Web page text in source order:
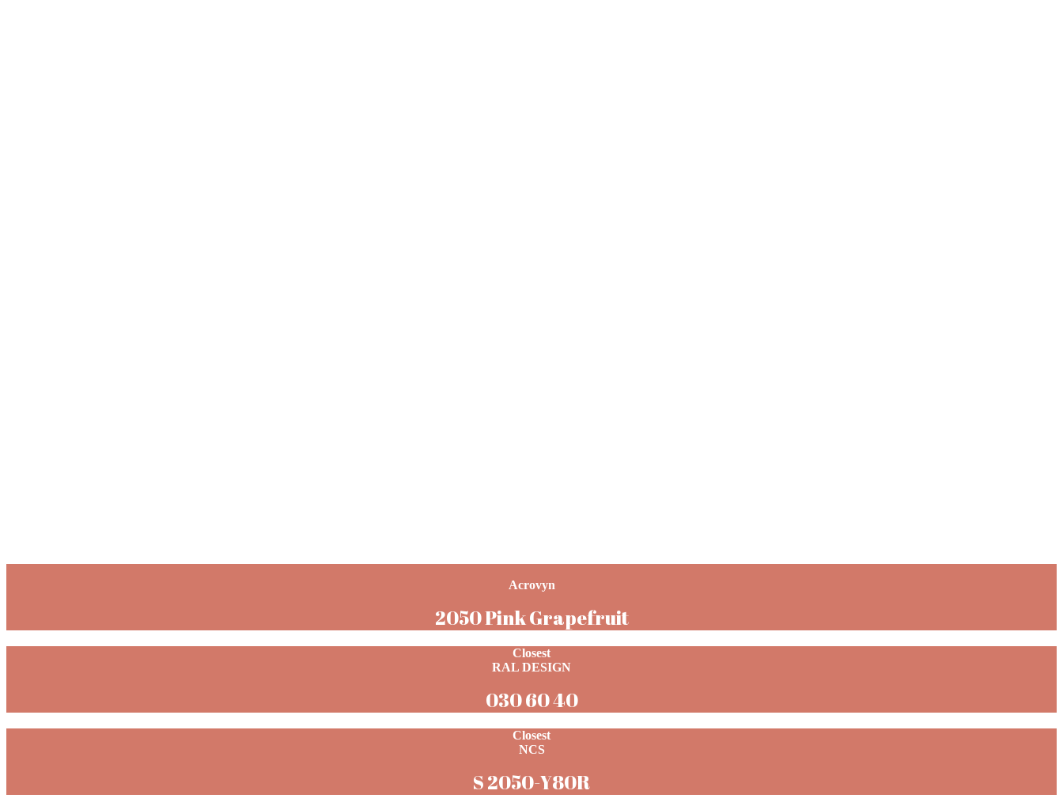
Acrovyn
2050 Pink Grapefruit
Closest
RAL DESIGN
030 60 40
Closest
NCS
S 2050-Y80R